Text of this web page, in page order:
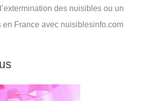
des nuisibles ou un
France avec nuisiblesinfo.com